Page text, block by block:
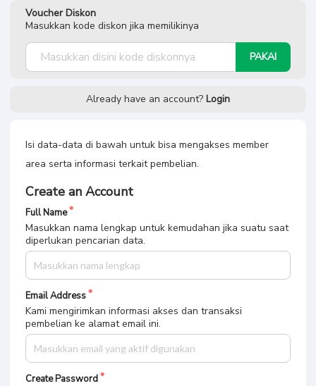
Voucher Diskon
Masukkan kode diskon jika memilikinya
PAKAI
Already have an account? Login
Isi data-data di bawah untuk bisa mengakses member
area serta informasi terkait pembelian.
Create an Account
Full Name
Masukkan nama lengkap untuk kemudahan jika suatu saat
diperlukan pencarian data.
Email Address
Kami mengirimkan informasi akses dan transaksi
pembelian ke alamat email ini.
Create Password